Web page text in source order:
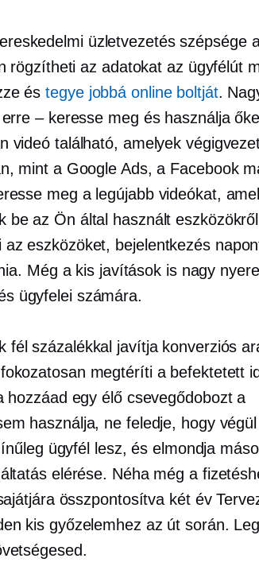
üzletvezetés szépsége
rögzítheti az adatokat az ügyfélút
éstegye jobbá online boltját.
– keresse meg és használja
videó található, amelyek
mint a Google Ads, a Facebook
meg a legújabb videókat,
be az Ön által használt
az eszközöket, bejelentkezés
Még a kis javítások is nagy
ügyfelei számára.
fél százalékkal javítja konverziós
megtéríti a befektetett
hozzáad egy élő csevegődobozt a
használja, ne feledje, hogy
ügyfél lesz, és elmondja
elérése. Néha még a
összpontosítva két év
kis győzelemhez az út során.